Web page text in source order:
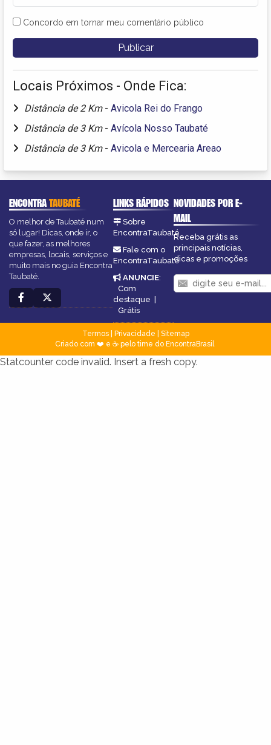
Concordo em tornar meu comentário público
Locais Próximos - Onde Fica:
Distância de 2 Km - Avicola Rei do Frango
Distância de 3 Km - Avícola Nosso Taubaté
Distância de 3 Km - Avicola e Mercearia Areao
ENCONTRATAUBATÉ
O melhor de Taubaté num
só lugar! Dicas, onde ir, o
que fazer, as melhores
empresas, locais, serviços e
muito mais no guia Encontra
Taubaté.
LINKS RÁPIDOS
Sobre
EncontraTaubaté
Fale com o
EncontraTaubaté
ANUNCIE:
Com
destaque
Grátis
NOVIDADES POR E-
MAIL
Receba grátis as
principais notícias,
dicas e promoções
Termos| Privacidade
Sitemap
Criado com ❤️ e ☕ pelo time do EncontraBrasil
Statcounter code invalid. Insert a fresh copy.